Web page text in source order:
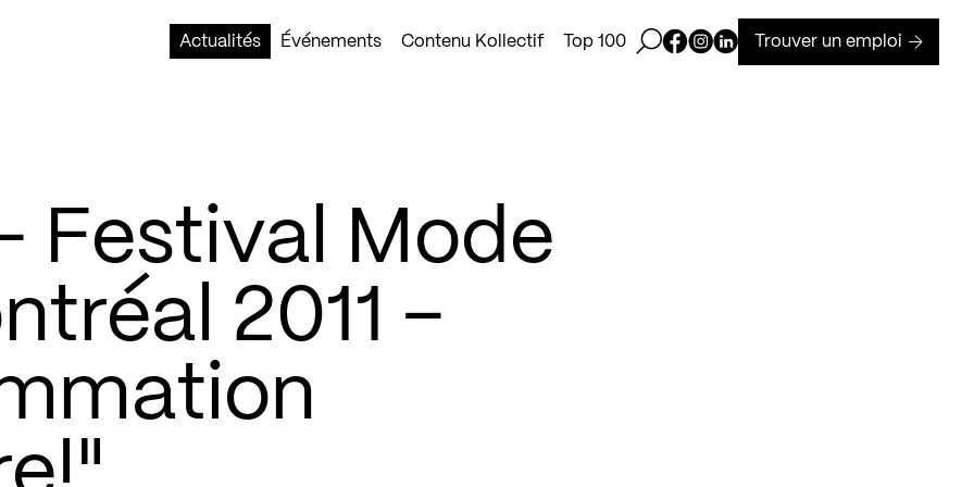
Actualités
Événements Contenu Kollectif Top 100 Ouvrir la barre de recherche
Page Facebook de Kollectif
Page Instagram de Kollectif
Page Linkedin de Kollectif
Trouver un emploi
Festival Mode
2011 –